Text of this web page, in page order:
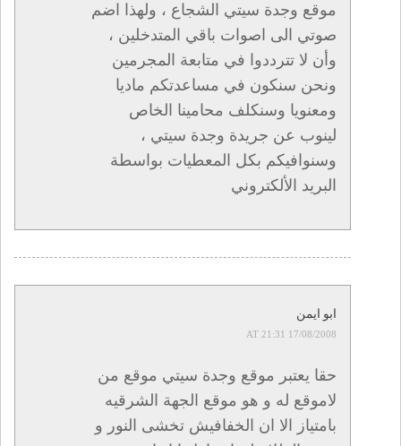
موقع وجدة سيتي الشجاع ، ولهذا اضم
صوتي الى اصوات باقي المتدخلين ،
وأن لا تترددوا في متابعة المجرمين
ونحن سنكون في مساعدتكم ماديا
ومعنويا وسنكلف محامينا الخاص
لينوب عن جريدة وجدة سيتي ،
وسنوافيكم بكل المعطيات بواسطة
البريد الألكتروني
ابو ايمن
17/08/2008 AT 21:31
حقا يعتبر موقع وجدة سيتي موقع من
لاموقع له و هو موقع الجهة الشرقيه
بامتياز الا ان الخفافيش تخشى النور و